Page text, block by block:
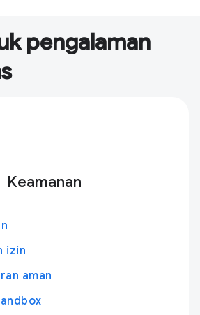
pengalaman
Keamanan
izin
aman